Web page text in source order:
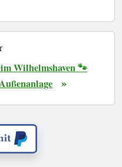
Wilhelmshaven 🐾
»